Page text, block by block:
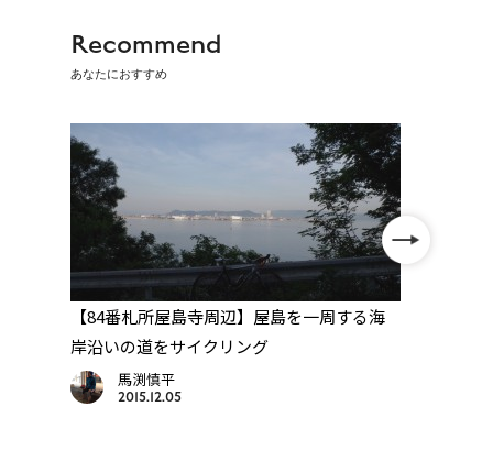
Recommend
あなたにおすすめ
【84番札所屋島寺周辺】屋島を一周する海
岸沿いの道をサイクリング
馬渕慎平
2015.12.05